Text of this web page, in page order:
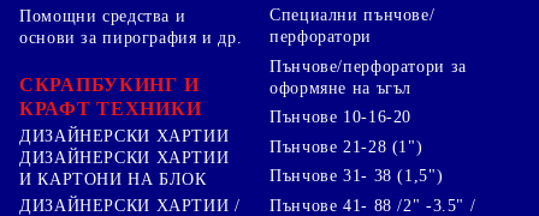
Помощни средства и
основи за пирография и др.
СКРАПБУКИНГ И
КРАФТ ТЕХНИКИ
ДИЗАЙНЕРСКИ ХАРТИИ
ДИЗАЙНЕРСКИ ХАРТИИ
И КАРТОНИ НА БЛОК
ДИЗАЙНЕРСКИ ХАРТИИ /
Специални пънчове/
перфоратори
Пънчове/перфоратори за
оформяне на ъгъл
Пънчове 10-16-20
Пънчове 21-28 (1")
Пънчове 31- 38 (1,5")
Пънчове 41- 88 /2" -3.5" /